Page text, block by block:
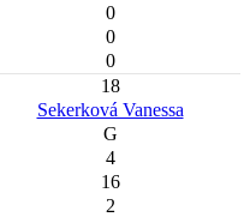
0
0
0
18
Sekerková Vanessa
G
4
16
2